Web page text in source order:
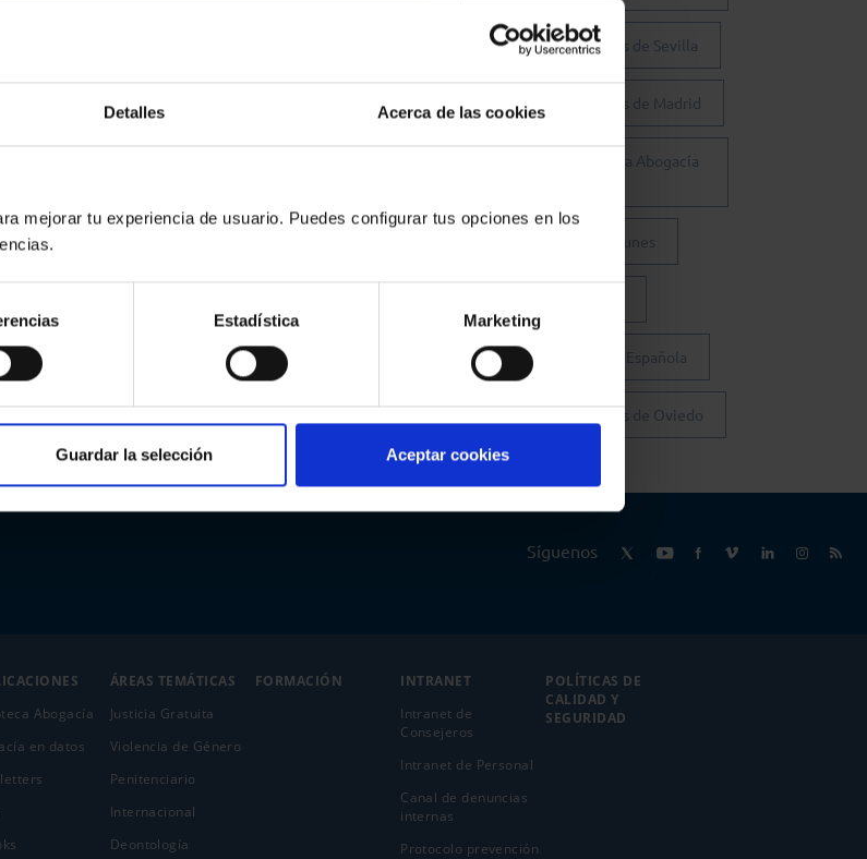
Detalles Acerca de las cookies
mejorar tu experiencia de usuario. Puedes configurar tus opciones en los
Estadística Marketing
Guardar la selección Aceptar cookies
Colegio de Abogados de Sevilla
Colegio de Abogados de Madrid
Consejo General de la Abogacía
Conferencia de los Lunes
Fundación Abogacía Española
Colegio de Abogados de Oviedo
Síguenos
Abogacía
en datos
ÁREAS TEMÁTICAS
Justicia Gratuita
Violencia de Género
Penitenciario
Internacional
Deontología
FORMACIÓN
INTRANET
Intranet de
Consejeros
Intranet de Personal
Canal de denuncias
internas
Protocolo prevención
POLÍTICAS DE
CALIDAD Y
SEGURIDAD